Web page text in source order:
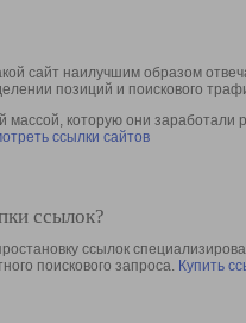
сайт наилучшим образом
позиций и поискового
которую они заработали
ссылки сайтов
ссылок?
ссылок
поискового запроса. Купить